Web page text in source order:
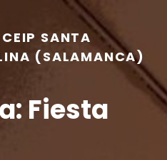
SANTA
(SALAMANCA)
Fiesta